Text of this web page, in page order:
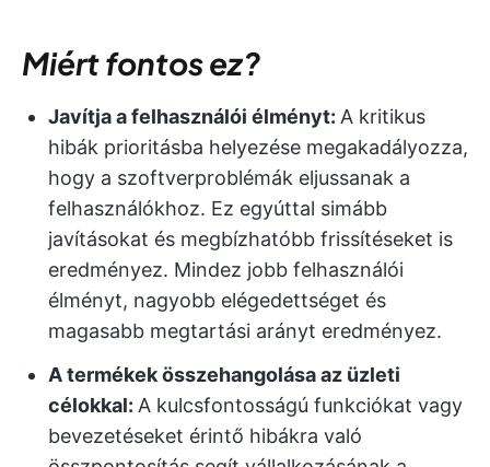
Miért fontos ez?
Javítja a felhasználói élményt: A kritikus
hibák prioritásba helyezése megakadályozza,
hogy a szoftverproblémák eljussanak a
felhasználókhoz. Ez egyúttal simább
javításokat és megbízhatóbb frissítéseket is
eredményez. Mindez jobb felhasználói
élményt, nagyobb elégedettséget és
magasabb megtartási arányt eredményez.
A termékek összehangolása az üzleti
célokkal: A kulcsfontosságú funkciókat vagy
bevezetéseket érintő hibákra való